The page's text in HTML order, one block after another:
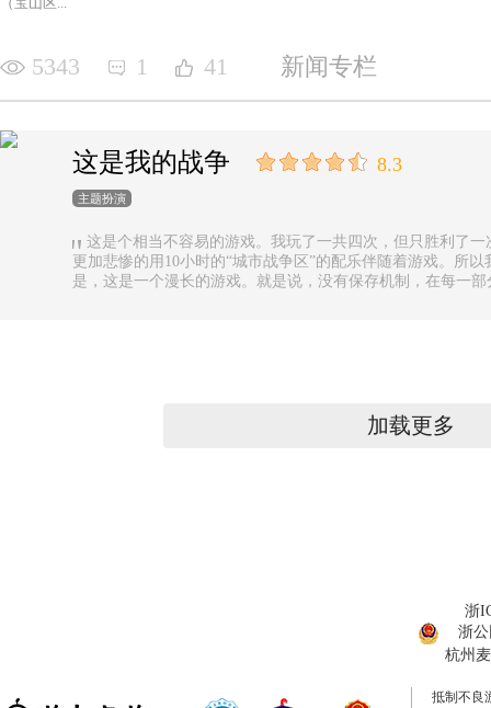
5343 1 41 新闻专栏
这是我的战争 8.3
主题扮演
这是个相当不容易的游戏。我玩了一共四次，但只胜利了
更加悲惨的用10小时的“城市战争区”的配乐伴随着游戏。所
是，这是一个漫长的游戏。就是说，没有保存机制，在每一
加载更多
浙
浙公
杭州
抵制不良